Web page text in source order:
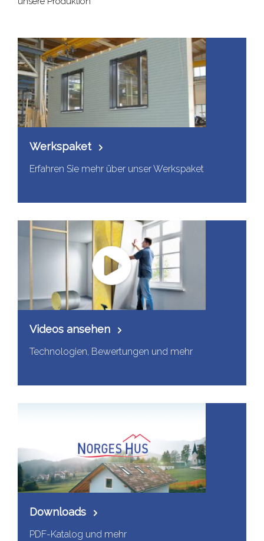
Werkspaket
Erfahren Sie mehr über unser Werkspaket
Videos ansehen
Technologien, Bewertungen und mehr
Downloads
PDF-Katalog und mehr